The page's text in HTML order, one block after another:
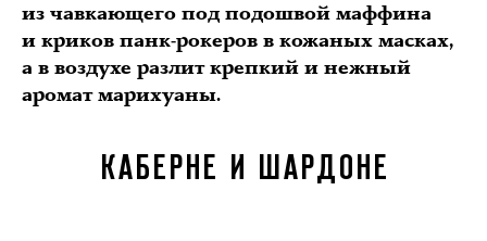
из чавкающего под подошвой маффина
и криков панк-рокеров в кожаных масках,
а в воздухе разлит крепкий и нежный
аромат марихуаны.
КАБЕРНЕ И ШАРДОНЕ